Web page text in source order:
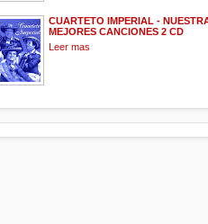
CUARTETO IMPERIAL -
MEJORES CANCIONES 2 CD
Leer mas